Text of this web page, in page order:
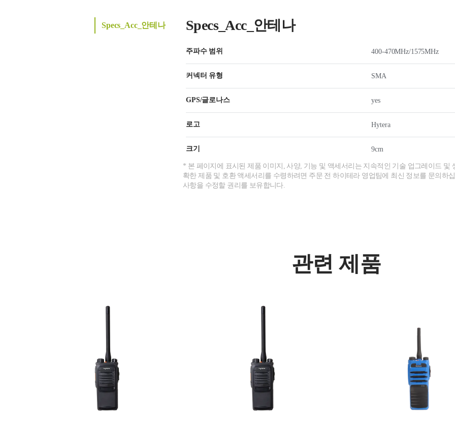
Specs_Acc_안테나 Specs_Acc_안테나
주파수 범위 400-470MHz/1575MHz
커넥터 유형 SMA
GPS/글로나스 yes
로고 Hytera
크기 9cm
* 본 페이지에 표시된 제품 이미지, 사양, 기능 및 액세서리는 지속적인 기술 업그레이드 및
확한 제품 및 호환 액세서리를 수령하려면 주문 전 하이테라 영업팀에 최신 정보를 문의하
사항을 수정할 권리를 보유합니다.
관련 제품